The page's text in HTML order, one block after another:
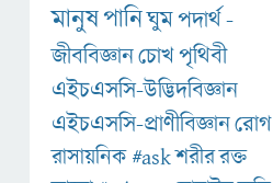
মানুষপানিঘুমপদার্থ-
জীববিজ্ঞানচোখপৃথিবী
এইচএসসি-উদ্ভিদবিজ্ঞান
এইচএসসি-প্রাণীবিজ্ঞানরোগ
রাসায়নিক#askশরীররক্ত